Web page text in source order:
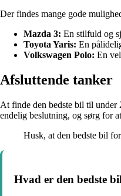
Der findes mange gode
Mazda 3: En stilfuld og
Toyota Yaris: En
Volkswagen Polo: En
Afsluttende tanker
At finde den bedste bil til under
endelig beslutning, og sørg for
Husk, at den bedste bil
Hvad er den bedste